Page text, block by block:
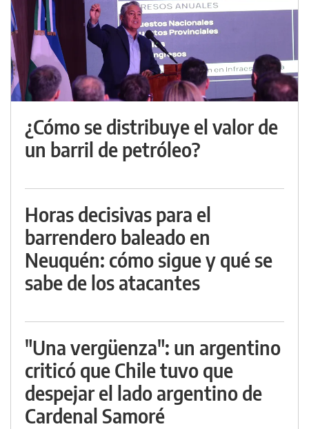
¿Cómo se distribuye el valor de
un barril de petróleo?
Horas decisivas para el
barrendero baleado en
Neuquén: cómo sigue y qué se
sabe de los atacantes
"Una vergüenza": un argentino
criticó que Chile tuvo que
despejar el lado argentino de
Cardenal Samoré